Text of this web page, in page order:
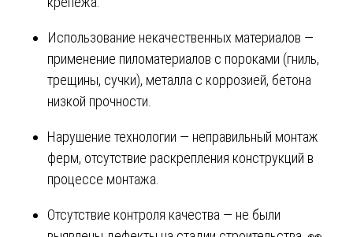
Использование некачественных материалов —
применение пиломатериалов с пороками (гниль,
трещины, сучки), металла с коррозией, бетона
низкой прочности.
Нарушение технологии — неправильный монтаж
ферм, отсутствие раскрепления конструкций в
процессе монтажа.
Отсутствие контроля качества — не были